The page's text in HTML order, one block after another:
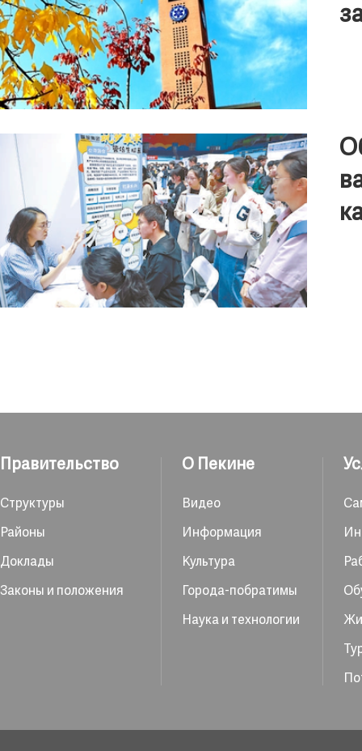
Правительство
Структуры
Районы
Доклады
Законы и положения
О Пекине
Видео
Информация
Культура
Города-побратимы
Наука и технологии